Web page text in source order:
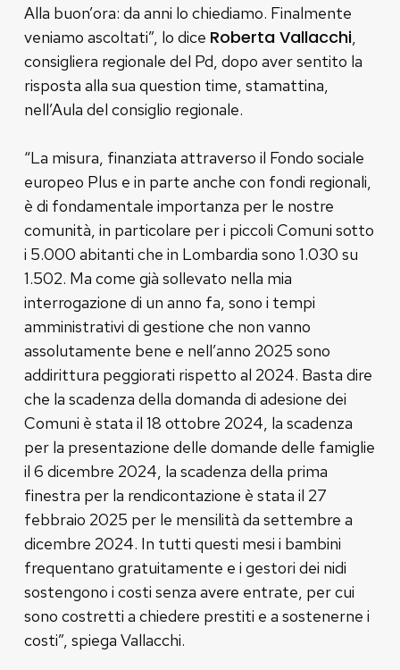
Alla buon’ora: da anni lo chiediamo. Finalmente
veniamo ascoltati”, lo dice Roberta Vallacchi,
consigliera regionale del Pd, dopo aver sentito la
risposta alla sua question time, stamattina,
nell’Aula del consiglio regionale.
“La misura, finanziata attraverso il Fondo sociale
europeo Plus e in parte anche con fondi regionali,
è di fondamentale importanza per le nostre
comunità, in particolare per i piccoli Comuni sotto
i 5.000 abitanti che in Lombardia sono 1.030 su
1.502. Ma come già sollevato nella mia
interrogazione di un anno fa, sono i tempi
amministrativi di gestione che non vanno
assolutamente bene e nell’anno 2025 sono
addirittura peggiorati rispetto al 2024. Basta dire
che la scadenza della domanda di adesione dei
Comuni è stata il 18 ottobre 2024, la scadenza
per la presentazione delle domande delle famiglie
il 6 dicembre 2024, la scadenza della prima
finestra per la rendicontazione è stata il 27
febbraio 2025 per le mensilità da settembre a
dicembre 2024. In tutti questi mesi i bambini
frequentano gratuitamente e i gestori dei nidi
sostengono i costi senza avere entrate, per cui
sono costretti a chiedere prestiti e a sostenerne i
costi”, spiega Vallacchi.